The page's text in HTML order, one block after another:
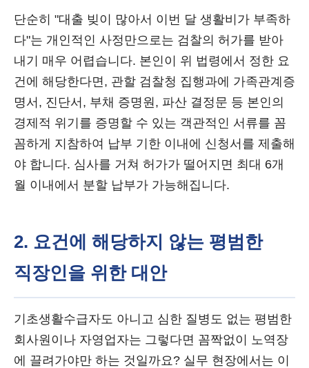
단순히 "대출 빚이 많아서 이번 달 생활비가 부족하
다"는 개인적인 사정만으로는 검찰의 허가를 받아
내기 매우 어렵습니다. 본인이 위 법령에서 정한 요
건에 해당한다면, 관할 검찰청 집행과에 가족관계증
명서, 진단서, 부채 증명원, 파산 결정문 등 본인의
경제적 위기를 증명할 수 있는 객관적인 서류를 꼼
꼼하게 지참하여 납부 기한 이내에 신청서를 제출해
야 합니다. 심사를 거쳐 허가가 떨어지면 최대 6개
월 이내에서 분할 납부가 가능해집니다.
2. 요건에 해당하지 않는 평범한
직장인을 위한 대안
기초생활수급자도 아니고 심한 질병도 없는 평범한
회사원이나 자영업자는 그렇다면 꼼짝없이 노역장
에 끌려가야만 하는 것일까요? 실무 현장에서는 이